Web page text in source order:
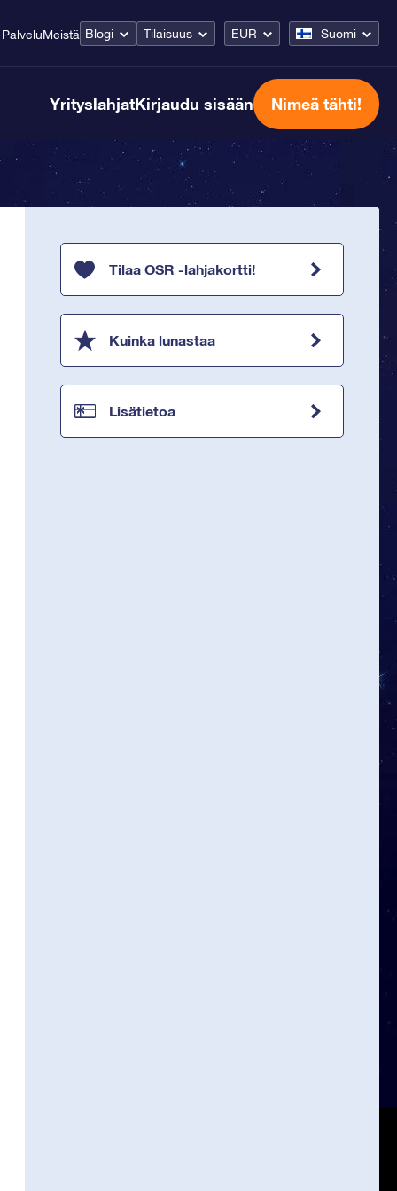
PalveluMeistä Blogi Tilaisuus EUR Suomi
YrityslahjatKirjaudu sisään Nimeä tähti!
Tilaa OSR -lahjakortti!
Kuinka lunastaa
Lisätietoa